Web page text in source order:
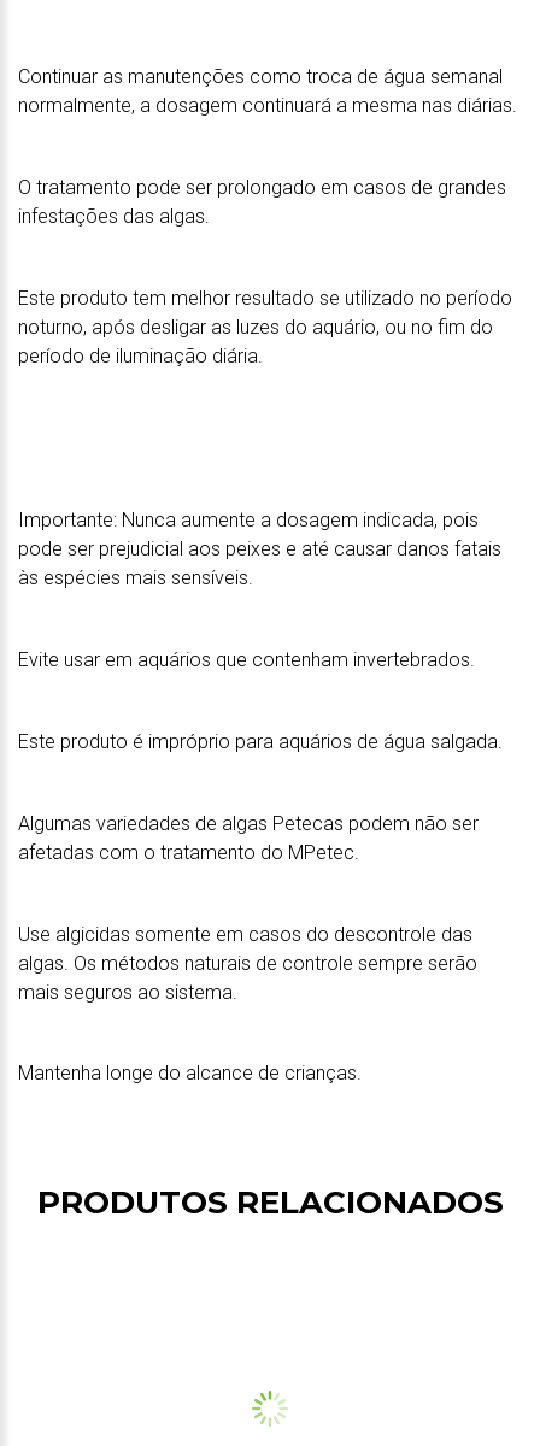
Continuar as manutenções como troca de água semanal
normalmente, a dosagem continuará a mesma nas diárias.
O tratamento pode ser prolongado em casos de grandes
infestações das algas.
Este produto tem melhor resultado se utilizado no período
noturno, após desligar as luzes do aquário, ou no fim do
período de iluminação diária.
Importante: Nunca aumente a dosagem indicada, pois
pode ser prejudicial aos peixes e até causar danos fatais
às espécies mais sensíveis.
Evite usar em aquários que contenham invertebrados.
Este produto é impróprio para aquários de água salgada.
Algumas variedades de algas Petecas podem não ser
afetadas com o tratamento do MPetec.
Use algicidas somente em casos do descontrole das
algas. Os métodos naturais de controle sempre serão
mais seguros ao sistema.
Mantenha longe do alcance de crianças.
PRODUTOS RELACIONADOS